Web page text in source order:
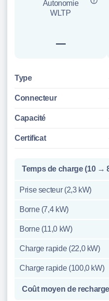
Autonomie
WLTP
—
Type
Connecteur
Capacité
Certificat
Temps de charge (10 →
Prise secteur (2,3 kW)
Borne (7,4 kW)
Borne (11,0 kW)
Charge rapide (22,0 kW)
Charge rapide (100,0 kW)
Coût moyen de recharge